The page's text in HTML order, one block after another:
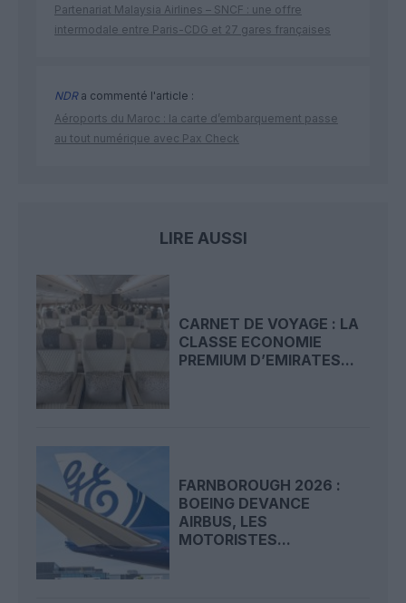
Partenariat Malaysia Airlines – SNCF : une offre
intermodale entre Paris-CDG et 27 gares françaises
NDRa commenté l'article :
Aéroports du Maroc : la carte d’embarquement passe
au tout numérique avec Pax Check
LIRE AUSSI
CARNET DE VOYAGE : LA
CLASSE ECONOMIE
PREMIUM D’EMIRATES...
FARNBOROUGH 2026 :
BOEING DEVANCE
AIRBUS, LES
MOTORISTES...